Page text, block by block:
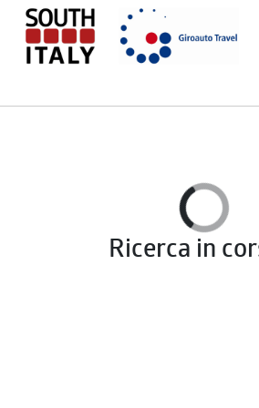
Ricerca in